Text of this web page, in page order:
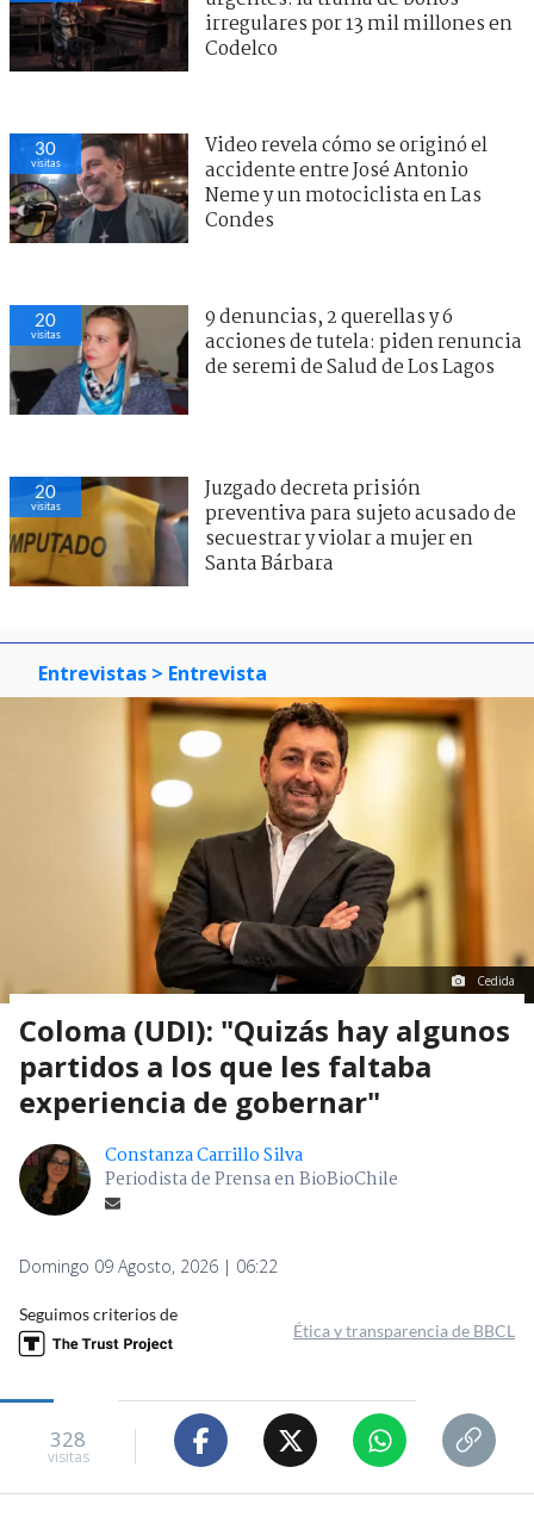
irregulares por 13 mil millones en
Codelco
30
visitas
Video revela cómo se originó el
accidente entre José Antonio
Neme y un motociclista en Las
Condes
20
visitas
9 denuncias, 2 querellas y 6
acciones de tutela: piden renuncia
de seremi de Salud de Los Lagos
20
visitas
Juzgado decreta prisión
preventiva para sujeto acusado de
secuestrar y violar a mujer en
Santa Bárbara
Entrevistas > Entrevista
Cedida
Coloma (UDI): "Quizás hay algunos
partidos a los que les faltaba
experiencia de gobernar"
Constanza Carrillo Silva
Periodista de Prensa en BioBioChile
Domingo 09 Agosto, 2026 | 06:22
Seguimos criterios de
Ética y transparencia de BBCL
328
visitas